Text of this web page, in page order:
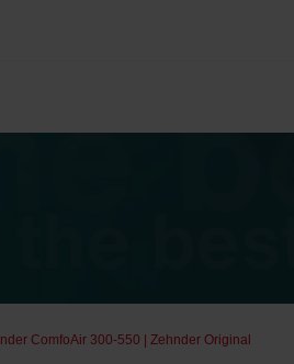
ComfoAir 300-550 | Zehnder Original